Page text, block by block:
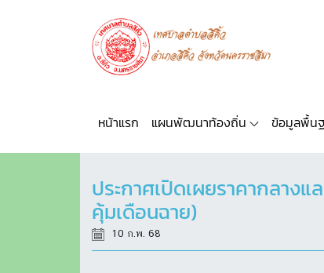
หน้าแรก แผนพัฒนาท้องถิ่น ข้อมูลพื้น
ประกาศเปิดเผยราคากลาง
คุ้มเดือนฉาย)
10 ก.พ. 68